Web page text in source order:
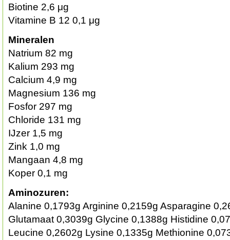
Biotine 2,6 μg
Vitamine B 12 0,1 μg
Mineralen
Natrium 82 mg
Kalium 293 mg
Calcium 4,9 mg
Magnesium 136 mg
Fosfor 297 mg
Chloride 131 mg
IJzer 1,5 mg
Zink 1,0 mg
Mangaan 4,8 mg
Koper 0,1 mg
Aminozuren:
Alanine 0,1793g Arginine 0,2159g Asparagine
Glutamaat 0,3039g Glycine 0,1388g Histidine
Leucine 0,2602g Lysine 0,1335g Methionine